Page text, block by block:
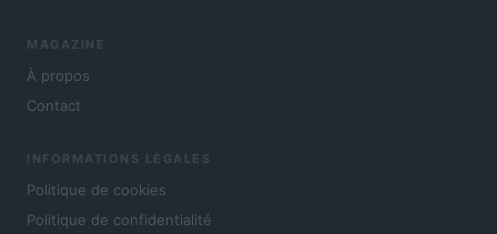
MAGAZINE
À propos
Contact
INFORMATIONS LÉGALES
Politique de cookies
Politique de confidentialité